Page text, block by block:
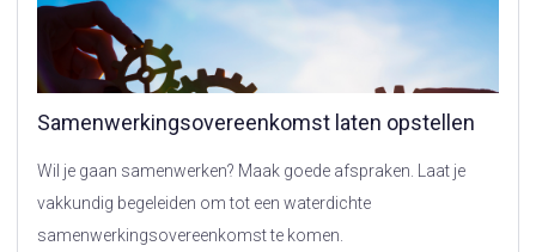
Samenwerkingsovereenkomst laten opstellen
Wil je gaan samenwerken? Maak goede afspraken. Laat je
vakkundig begeleiden om tot een waterdichte
samenwerkingsovereenkomst te komen.